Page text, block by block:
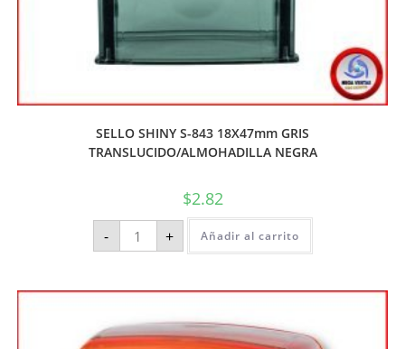
SELLO SHINY S-843 18X47mm GRIS
TRANSLUCIDO/ALMOHADILLA NEGRA
$2.82
- + Añadir al carrito